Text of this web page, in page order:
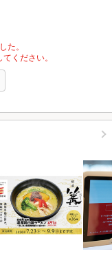
た。
ください。